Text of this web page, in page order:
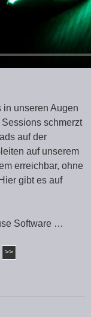
in unseren Augen
schmerzt
auf der
auf unserem
erreichbar, ohne
gibt es auf
Software …
>>